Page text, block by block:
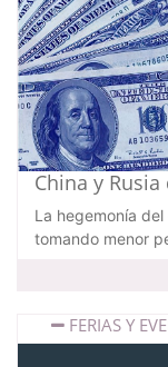
China y
La hegemonía
tomando menor
FERIAS Y